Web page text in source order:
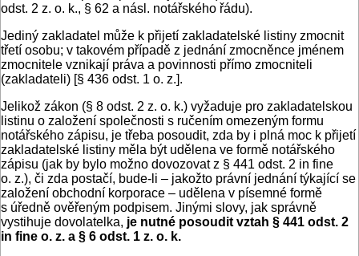
odst. 2 z. o. k., § 62 a násl. notářského řádu).
Jediný zakladatel může k přijetí zakladatelské listiny zmocnit
třetí osobu; v takovém případě z jednání zmocněnce jménem
zmocnitele vznikají práva a povinnosti přímo zmocniteli
(zakladateli) [§ 436 odst. 1 o. z.].
Jelikož zákon (§ 8 odst. 2 z. o. k.) vyžaduje pro zakladatelskou
listinu o založení společnosti s ručením omezeným formu
notářského zápisu, je třeba posoudit, zda by i plná moc k přijetí
zakladatelské listiny měla být udělena ve formě notářského
zápisu (jak by bylo možno dovozovat z § 441 odst. 2 in fine
o. z.), či zda postačí, bude-li – jakožto právní jednání týkající se
založení obchodní korporace – udělena v písemné formě
s úředně ověřeným podpisem. Jinými slovy, jak správně
vystihuje dovolatelka, je nutné posoudit vztah § 441 odst. 2
in fine o. z. a § 6 odst. 1 z. o. k.